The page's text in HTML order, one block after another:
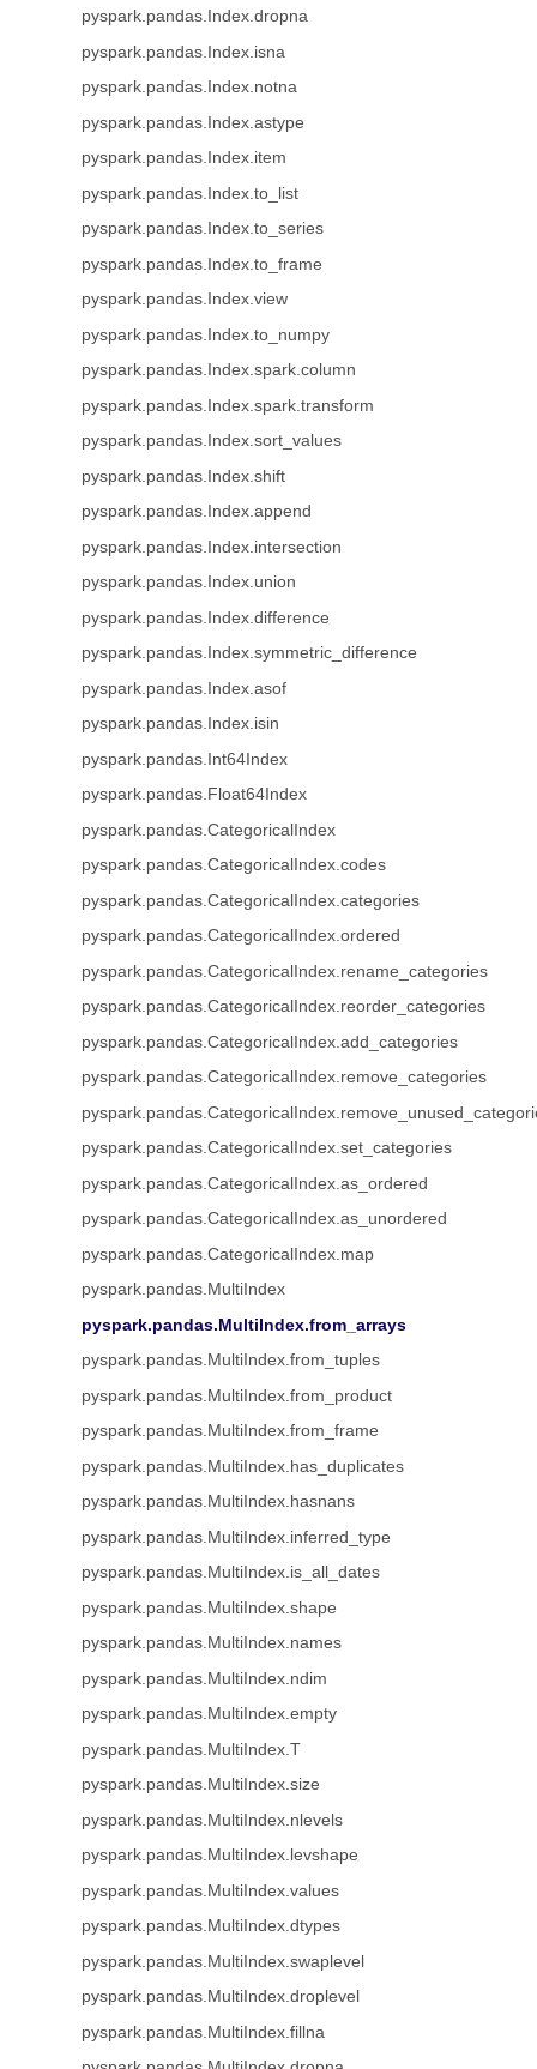
pyspark.pandas.Index.dropna
pyspark.pandas.Index.isna
pyspark.pandas.Index.notna
pyspark.pandas.Index.astype
pyspark.pandas.Index.item
pyspark.pandas.Index.to_list
pyspark.pandas.Index.to_series
pyspark.pandas.Index.to_frame
pyspark.pandas.Index.view
pyspark.pandas.Index.to_numpy
pyspark.pandas.Index.spark.column
pyspark.pandas.Index.spark.transform
pyspark.pandas.Index.sort_values
pyspark.pandas.Index.shift
pyspark.pandas.Index.append
pyspark.pandas.Index.intersection
pyspark.pandas.Index.union
pyspark.pandas.Index.difference
pyspark.pandas.Index.symmetric_difference
pyspark.pandas.Index.asof
pyspark.pandas.Index.isin
pyspark.pandas.Int64Index
pyspark.pandas.Float64Index
pyspark.pandas.CategoricalIndex
pyspark.pandas.CategoricalIndex.codes
pyspark.pandas.CategoricalIndex.categories
pyspark.pandas.CategoricalIndex.ordered
pyspark.pandas.CategoricalIndex.rename_categories
pyspark.pandas.CategoricalIndex.reorder_categories
pyspark.pandas.CategoricalIndex.add_categories
pyspark.pandas.CategoricalIndex.remove_categories
pyspark.pandas.CategoricalIndex.set_categories
pyspark.pandas.CategoricalIndex.as_ordered
pyspark.pandas.CategoricalIndex.as_unordered
pyspark.pandas.CategoricalIndex.map
pyspark.pandas.MultiIndex
pyspark.pandas.MultiIndex.from_arrays
pyspark.pandas.MultiIndex.from_tuples
pyspark.pandas.MultiIndex.from_product
pyspark.pandas.MultiIndex.from_frame
pyspark.pandas.MultiIndex.has_duplicates
pyspark.pandas.MultiIndex.hasnans
pyspark.pandas.MultiIndex.inferred_type
pyspark.pandas.MultiIndex.is_all_dates
pyspark.pandas.MultiIndex.shape
pyspark.pandas.MultiIndex.names
pyspark.pandas.MultiIndex.ndim
pyspark.pandas.MultiIndex.empty
pyspark.pandas.MultiIndex.T
pyspark.pandas.MultiIndex.size
pyspark.pandas.MultiIndex.nlevels
pyspark.pandas.MultiIndex.levshape
pyspark.pandas.MultiIndex.values
pyspark.pandas.MultiIndex.dtypes
pyspark.pandas.MultiIndex.swaplevel
pyspark.pandas.MultiIndex.droplevel
pyspark.pandas.MultiIndex.fillna